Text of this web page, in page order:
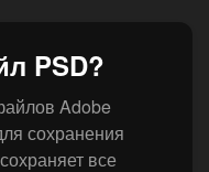
PSD?
Adobe
сохранения
все